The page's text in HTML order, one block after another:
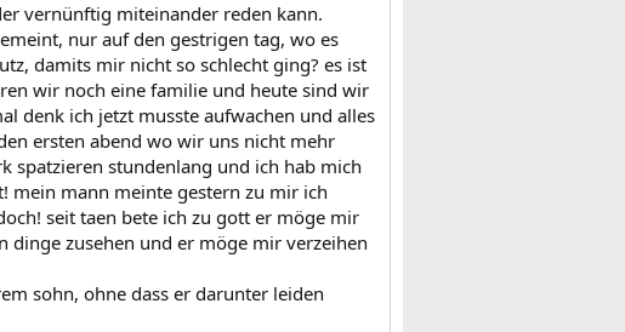
vernünftig miteinander reden kann.
nur auf den gestrigen tag, wo es
damits mir nicht so schlecht ging? es ist
wir noch eine familie und heute sind wir
denk ich jetzt musste aufwachen und alles
ersten abend wo wir uns nicht mehr
spatzieren stundenlang und ich hab mich
mein mann meinte gestern zu mir ich
seit taen bete ich zu gott er möge mir
zusehen und er möge mir verzeihen
sohn, ohne dass er darunter leiden